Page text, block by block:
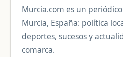
Murcia.com es un
Murcia, España: política
deportes, sucesos y
comarca.